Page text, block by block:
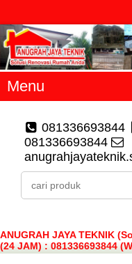
Menu
081336693844
081336693844
ANUGRAH JAYA TEKNIK
(24 JAM) : 081336693844
Sidoarjo